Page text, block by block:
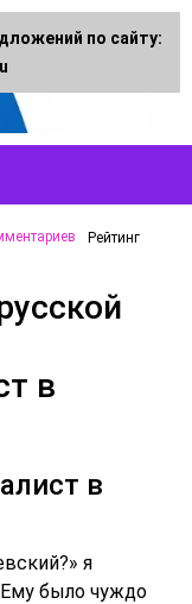
Рейтинг
в
в
я
было чуждо
по сайту: